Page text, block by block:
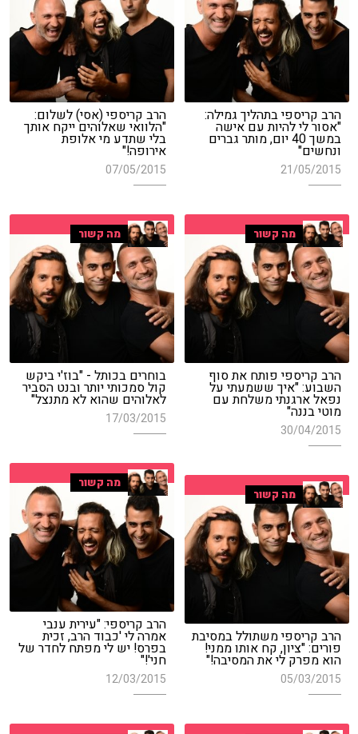
הרב קריספי בתהליך גמילה:
"אסור לי להיות עם אישה
במשך 40 יום, מותר גברים
ונחשים"
21/05/2015
הרב קריספי (אסי) לשלום:
"הלוואי שאלוהים ייקח אותך
בלי שתדע מי אלופת
אירופה!"
07/05/2015
מה קשור
הרב קריספי פותח את סוף
השבוע: "איך ששמעתי על
נפאל ארגנתי משלחת עם
מוטי בננה"
30/04/2015
מה קשור
בוחרים בכותל - "בוז'י ביקש
קול סמכותי יותר ובנט הסביר
לאלוהים שהוא לא מתנצל"
17/03/2015
מה קשור
הרב קריספי: "עירית ענבי
אמרה לי 'כבוד הרב, זכית
בפרס! יש לי מפתח לחדר של
חני'!"
12/03/2015
מה קשור
הרב קריספי משתולל במסיבת
פורים: "ציון, קח אותו ממני!
הוא מפרק לי את המסיבה!"
05/03/2015